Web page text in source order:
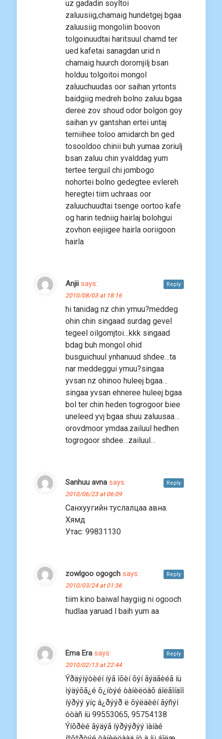
uz gadadin soyltoi
zaluusiig,chamaig hundetgej bgaa
zaluusiig mongoliin boovon
tolgoinuudtai haritsuul chamd ter
ued kafetai sanagdan urid n
chamaig huurch doromjilj bsan
holduu tolgoitoi mongol
zaluuchuudas oor saihan yrtonts
baidgiig medreh bolno zaluu bgaa
deree zov shoud odor bolgon goy
saihan yv gantshan ertei untaj
terniihee toloo amidarch bn ged
tosooldoo chinii buh yumaa zoriulj
bsan zaluu chin yvalddag yum
tertee terguil chi jombogo
nohortei bolno gedegtee evlereh
heregtei tiim uchraas oor
zaluuchuudtai tsenge oortoo kafe
og harin tedniig hairlaj bolohgui
zovhon eejiigee hairla ooriigoon
hairla
Anjii says:
2010/08/03 at 18:16
hi tanidag nz chin ymuu?meddeg
ohin chin singaad surdag gevel
tegeel oilgomjtoi…kkk singaad
bdag buh mongol ohid
busguichuul ynhanuud shdee…ta
nar meddeggui ymuu?singaa
yvsan nz ohinoo huleej bgaa…
singaa yvsan ehneree huleej bgaa
bol ter chin heden togrogoor biee
uneleed yvj bgaa shuu zaluusaa…
orovdmoor ymdaa.zailuul hedhen
togrogoor shdee…zailuul…
Reply
Sanhuu avna says:
2010/06/23 at 06:09
Санхуугийн туслалцаа авна.
Хямд
Утас: 99831130
Reply
zowlgoo ogogch says:
2010/03/24 at 01:36
tiim kino baiwal haygiig ni ogooch
hudlaa yaruad l baih yum aa
Reply
Ema Era says:
2010/02/13 at 22:44
Ýðäýíýòèéí íýã îõèí õýí ãýäãèéã íü
ìýäýõã¿é õ¿íòýé òàíèëöàõ áîëãîíäîî
íýðýý ÿíç á¿ðýýð ë õýëäèéí ãýñýí
óòàñ íü 99553065, 95754138
Ýíõðèé ãýäýã íýðýýðýý ìàíàé
Reply